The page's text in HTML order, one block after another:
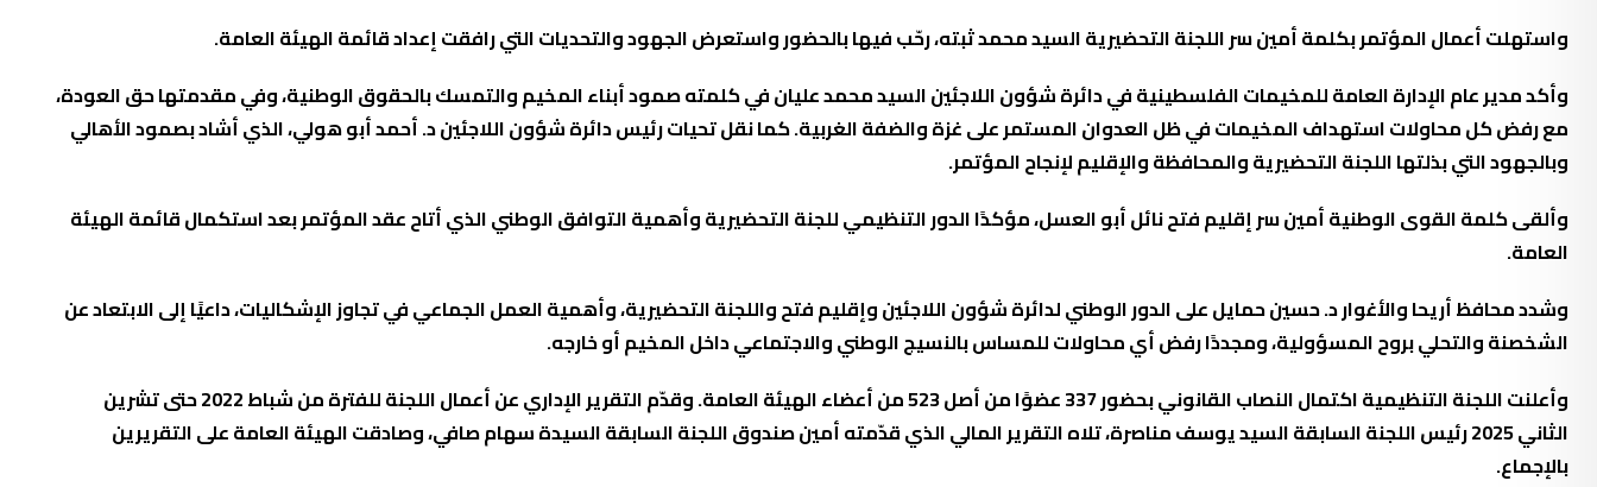
واستهلت أعمال المؤتمر بكلمة أمين سر اللجنة التحضيرية السيد محمد ثبته، رحّب فيها بالحضور واستعرض الجهود والتحديات التي رافقت إعداد قائمة الهيئة العامة.
وأكد مدير عام الإدارة العامة للمخيمات الفلسطينية في دائرة شؤون اللاجئين السيد محمد عليان في كلمته صمود أبناء المخيم والتمسك بالحقوق الوطنية، وفي مقدمتها حق العودة،
مع رفض كل محاولات استهداف المخيمات في ظل العدوان المستمر على غزة والضفة الغربية. كما نقل تحيات رئيس دائرة شؤون اللاجئين د. أحمد أبو هولي، الذي أشاد بصمود الأهالي
وبالجهود التي بذلتها اللجنة التحضيرية والمحافظة والإقليم لإنجاح المؤتمر.
وألقى كلمة القوى الوطنية أمين سر إقليم فتح نائل أبو العسل، مؤكدًا الدور التنظيمي للجنة التحضيرية وأهمية التوافق الوطني الذي أتاح عقد المؤتمر بعد استكمال قائمة الهيئة
العامة.
وشدد محافظ أريحا والأغوار د. حسين حمايل على الدور الوطني لدائرة شؤون اللاجئين وإقليم فتح واللجنة التحضيرية، وأهمية العمل الجماعي في تجاوز الإشكاليات، داعيًا إلى الابتعاد عن
الشخصنة والتحلي بروح المسؤولية، ومجددًا رفض أي محاولات للمساس بالنسيج الوطني والاجتماعي داخل المخيم أو خارجه.
وأعلنت اللجنة التنظيمية اكتمال النصاب القانوني بحضور 337 عضوًا من أصل 523 من أعضاء الهيئة العامة. وقدّم التقرير الإداري عن أعمال اللجنة للفترة من شباط 2022 حتى تشرين
الثاني 2025 رئيس اللجنة السابقة السيد يوسف مناصرة، تلاه التقرير المالي الذي قدّمته أمين صندوق اللجنة السابقة السيدة سهام صافي، وصادقت الهيئة العامة على التقريرين
بالإجماع.